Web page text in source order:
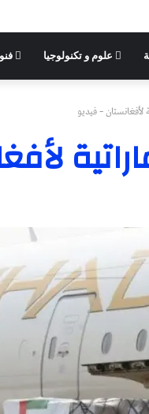
علوم و تكنولوجيا
– فيديو